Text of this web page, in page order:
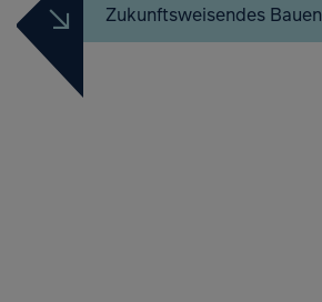
Zukunftsweisendes Bauen